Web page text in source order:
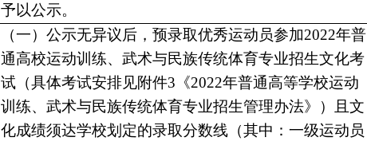
予以公示。
（一）公示无异议后，预录取优秀运动员参加2022年普
通高校运动训练、武术与民族传统体育专业招生文化考
试（具体考试安排见附件3 《2022年普通高等学校运动
训练、武术与民族传统体育专业招生管理办法》）且文
化成绩须达学校划定的录取分数线（其中：一级运动员